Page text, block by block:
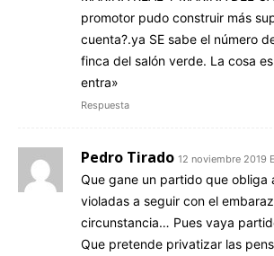
promotor pudo construir más
cuenta?.ya SE sabe el número
finca del salón verde. La cosa
entra»
Respuesta
Pedro Tirado 12 noviembre 2019
Que gane un partido que obliga
violadas a seguir con el
circunstancia… Pues vaya
Que pretende privatizar las